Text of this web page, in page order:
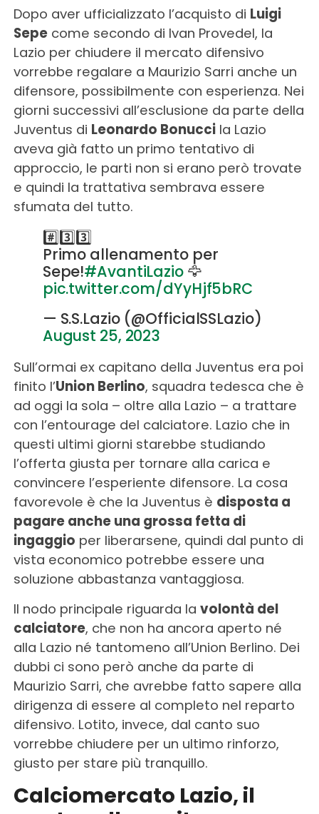
Dopo aver ufficializzato l’acquisto di Luigi
Sepecome secondo di Ivan Provedel, la
Lazio per chiudere il mercato difensivo
vorrebbe regalare a Maurizio Sarri anche un
difensore, possibilmente con esperienza. Nei
giorni successivi all’esclusione da parte della
Juventus di Leonardo Bonuccila Lazio
aveva già fatto un primo tentativo di
approccio, le parti non si erano però trovate
e quindi la trattativa sembrava essere
sfumata del tutto.
#️⃣3️⃣3️⃣
Primo allenamento per
Sepe!#AvantiLazio🦅
pic.twitter.com/dYyHjf5bRC
— S.S.Lazio (@OfficialSSLazio)
August 25, 2023
Sull’ormai ex capitano della Juventus era poi
finito l’Union Berlino, squadra tedesca che è
ad oggi la sola – oltre alla Lazio – a trattare
con l’entourage del calciatore. Lazio che in
questi ultimi giorni starebbe studiando
l’offerta giusta per tornare alla carica e
convincere l’esperiente difensore. La cosa
favorevole è che la Juventus è disposta a
pagare anche una grossa fetta di
ingaggio per liberarsene, quindi dal punto di
vista economico potrebbe essere una
soluzione abbastanza vantaggiosa.
Il nodo principale riguarda la volontà del
calciatore, che non ha ancora aperto né
alla Lazio né tantomeno all’Union Berlino. Dei
dubbi ci sono però anche da parte di
Maurizio Sarri, che avrebbe fatto sapere alla
dirigenza di essere al completo nel reparto
difensivo. Lotito, invece, dal canto suo
vorrebbe chiudere per un ultimo rinforzo,
giusto per stare più tranquillo.
Calciomercato Lazio, il